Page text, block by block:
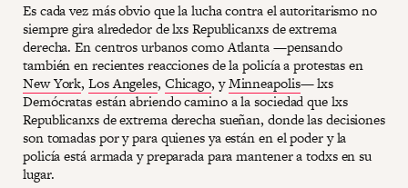
Es cada vez más obvio que la lucha contra el autoritarismo no
siempre gira alrededor de lxs Republicanxs de extrema
derecha. En centros urbanos como Atlanta —pensando
también en recientes reacciones de la policía a protestas en
New York,Los Angeles, Chicago, yMinneapolis— lxs
Demócratas están abriendo camino a la sociedad que lxs
Republicanxs de extrema derecha sueñan, donde las decisiones
son tomadas por y para quienes ya están en el poder y la
policía está armada y preparada para mantener a todxs en su
lugar.